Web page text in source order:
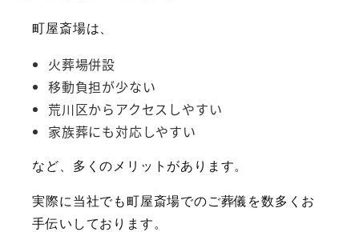
町屋斎場は、
火葬場併設
移動負担が少ない
荒川区からアクセスしやすい
家族葬にも対応しやすい
など、多くのメリットがあります。
実際に当社でも町屋斎場でのご葬儀を数多くお
手伝いしております。